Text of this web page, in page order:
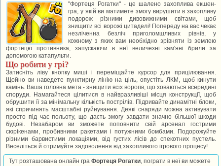
"Фортеця Рогатки" - це шалено захоплива екшен-
гра, у якій ви матимете змогу вирушити в захопливу
подорож різними дивовижними світами, щоб
знищити всі ворожі цитаделі! Попереду на вас чекає
незліченна безліч приголомшливих рівнів, у
кожному з яких вам необхідно зрівняти із землею
фортецю противника, запускаючи в неї величезні кам'яні брили за
допомогою катапульти.
Що робити у грі?
Затисніть ліву кнопку миші і переміщайте курсор для прицілювання.
Щойно ви наведете пунктирну лінію на ціль, опустіть ЛКМ, щоб кинути
камінь. Ваша головна мета - знищити всіх ворогів, що ховаються всередині
споруди. Намагайтеся цілитися в найвразливіші місця конструкції, щоб
обрушити її за мінімальну кількість пострілів. Підривайте динамітні блоки,
які спричинять масштабні руйнування. Деякі снаряди можна активувати
просто під час польоту, що дасть змогу завдати значно більшої шкоди
будові. Незабаром ви зможете поповнити свій арсенал гострими
сюрікенами, пробивними ракетами і потужними бомбами. Подорожуйте
різними барвистими локаціями, від густих лісів до спекотних пустель.
Веселіться й отримуйте задоволення від захопливого ігрового процесу!
Тут розташована онлайн граФортеця Рогатки, пограти в неї ви можете